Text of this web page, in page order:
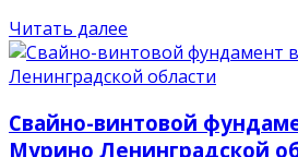
Читать далее
Свайно-винтовой
Мурино Ленинградской